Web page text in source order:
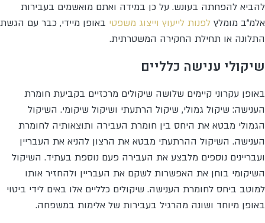
להביא להפחתה בעונש. על כן במידה ואתם מואשמים בעבירות
אלמ"ב מומלץ לפנות לייעוץ וייצוג משפטי באופן מיידי, כבר עם הגשת
התלונה או תחילת החקירה המשטרתית.
שיקולי ענישה כלליים
באופן עקרוני קיימים שלושה שיקולים מרכזיים בקביעת חומרת
הענישה: שיקול גמולי, שיקול הרתעתי ושיקול שיקומי. השיקול
הגמולי מבטא את היחס בין חומרת העבירה ותוצאותיה לחומרת
הענישה. השיקול ההרתעתי מבטא את הרצון להניא את העבריין
ועבריינים נוספים מלבצע את העבירה פעם נוספת בעתיד. השיקול
השיקומי בוחן את האפשרות לשקם את העבריין ולהחזיר אותו
למוטב ביחס לחומרת הענישה. שיקולים כלליים אלו באים לידי ביטוי
באופן מיוחד ושונה מהרגיל בעבירות של אלימות במשפחה.